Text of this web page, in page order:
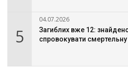
5
04.07.2026
Загиблих вже 12:
спровокувати